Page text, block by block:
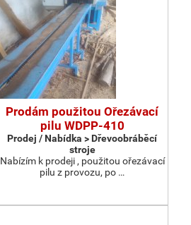
Prodám použitou Ořezávací
pilu WDPP-410
Prodej / Nabídka > Dřevoobráběcí
stroje
Nabízím k prodeji , použitou ořezávací
pilu z provozu, po …